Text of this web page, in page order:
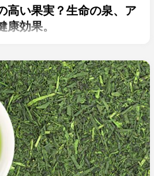
高い果実？生命の泉、ア
効果。